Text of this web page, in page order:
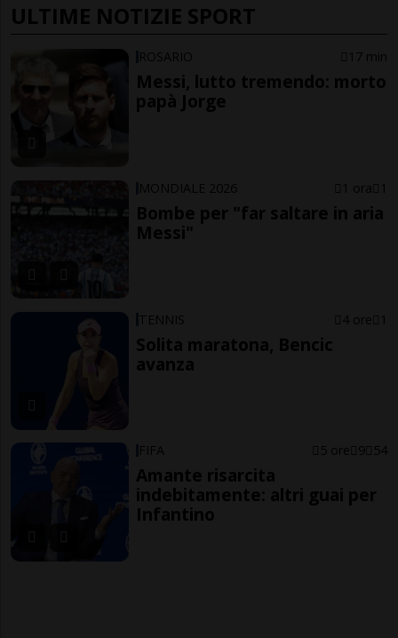
ULTIME NOTIZIE SPORT
ROSARIO 17 min
Messi, lutto tremendo: morto
papà Jorge
MONDIALE 2026 1 ora 1
Bombe per "far saltare in aria
Messi"
TENNIS 4 ore 1
Solita maratona, Bencic
avanza
FIFA 5 ore 9 54
Amante risarcita
indebitamente: altri guai per
Infantino